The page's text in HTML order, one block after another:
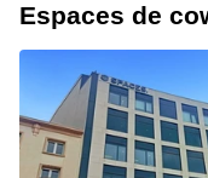
Espaces de